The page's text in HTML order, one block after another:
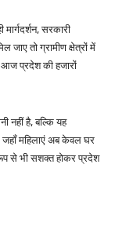
सरकारी
तो ग्रामीण क्षेत्रों में
आज प्रदेश की हजारों
नहीं है, बल्कि यह
जहाँ महिलाएं अब केवल घर
से भी सशक्त होकर प्रदेश